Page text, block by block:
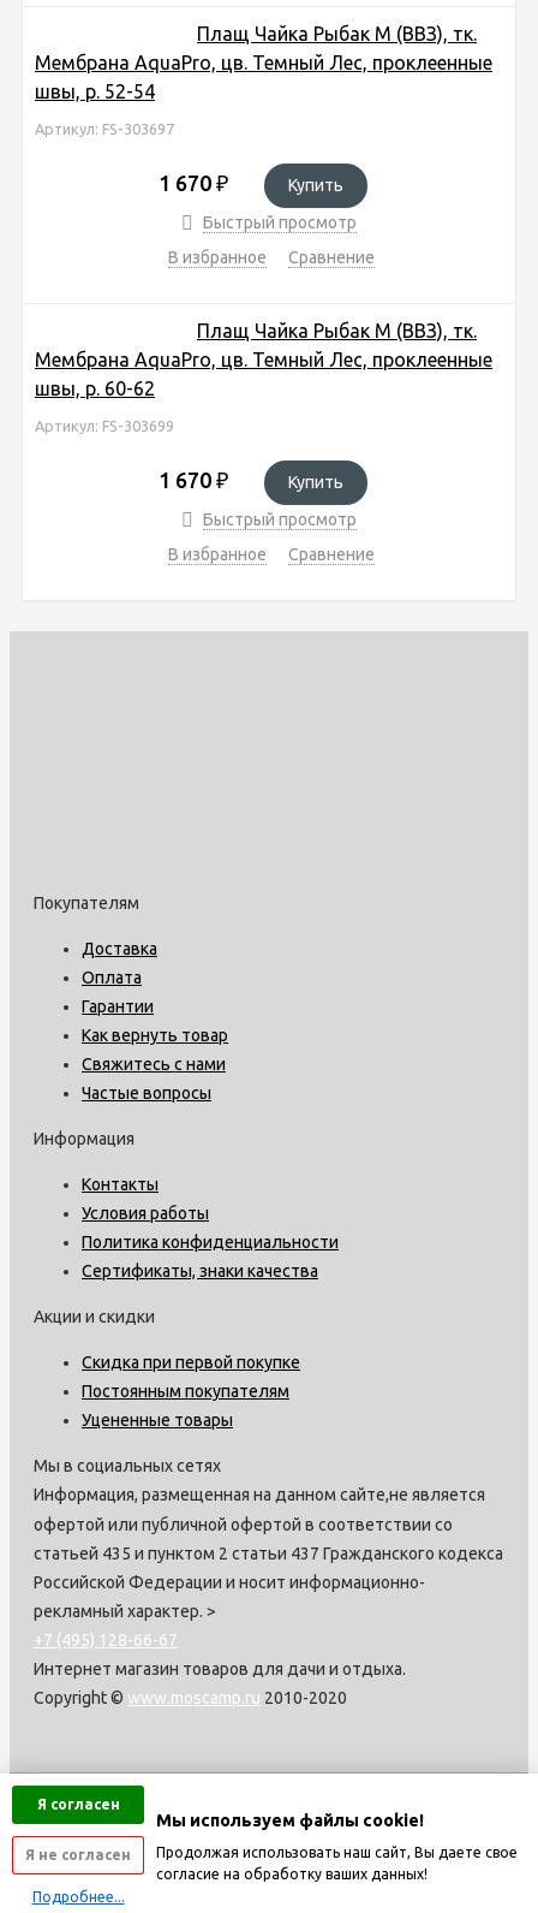
Я согласен
Я не согласен
Подробнее...
Мы используем файлы cookie!
Продолжая использовать наш сайт, Вы даете свое
согласие на обработку ваших данных!
Плащ Чайка Рыбак М (ВВЗ), тк.
Мембрана AquaPro, цв. Темный Лес, проклеенные
швы, р. 52-54
Артикул: FS-303697
1 670 ₽
Купить
Быстрый просмотр
В избранное
Сравнение
Плащ Чайка Рыбак М (ВВЗ), тк.
Мембрана AquaPro, цв. Темный Лес, проклеенные
швы, р. 60-62
Артикул: FS-303699
1 670 ₽
Купить
Быстрый просмотр
В избранное
Сравнение
Покупателям
Доставка
Оплата
Гарантии
Как вернуть товар
Свяжитесь с нами
Частые вопросы
Информация
Контакты
Условия работы
Политика конфиденциальности
Сертификаты, знаки качества
Акции и скидки
Скидка при первой покупке
Постоянным покупателям
Уцененные товары
Мы в социальных сетях
Информация, размещенная на данном сайте,не является
офертой или публичной офертой в соответствии со
статьей 435 и пунктом 2 статьи 437 Гражданского кодекса
Российской Федерации и носит информационно-
рекламный характер. >
+7 (495) 128-66-67
Интернет магазин товаров для дачи и отдыха.
Copyright © www.moscamp.ru 2010-2020